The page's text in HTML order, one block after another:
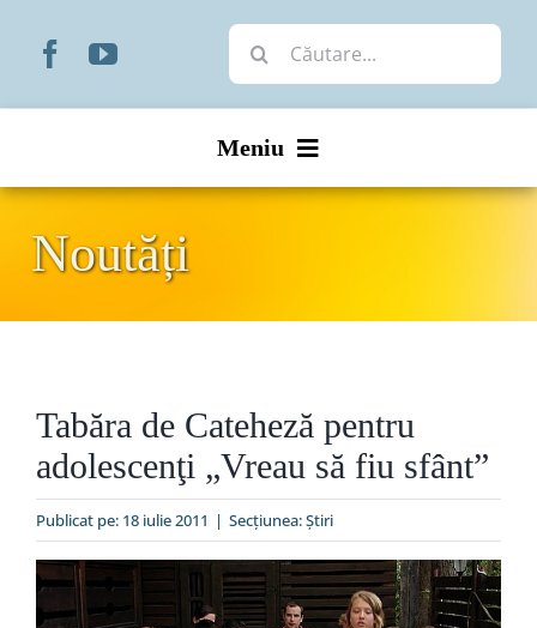
Cautare...
Meniu
Organizare
Liturgic
Special
Noutăți
Tabăra de Cateheză pentru
adolescenţi „Vreau să fiu sfânt”
Publicat pe: 18 iulie 2011 | Secțiunea:Ştiri